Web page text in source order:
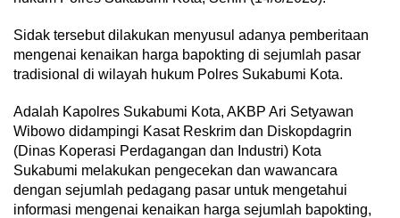
Sidak tersebut dilakukan menyusul adanya pemberitaan
mengenai kenaikan harga bapokting di sejumlah pasar
tradisional di wilayah hukum Polres Sukabumi Kota.
Adalah Kapolres Sukabumi Kota, AKBP Ari Setyawan
Wibowo didampingi Kasat Reskrim dan Diskopdagrin
(Dinas Koperasi Perdagangan dan Industri) Kota
Sukabumi melakukan pengecekan dan wawancara
dengan sejumlah pedagang pasar untuk mengetahui
informasi mengenai kenaikan harga sejumlah bapokting,